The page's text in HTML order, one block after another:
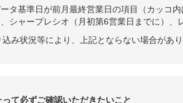
タ基準日が前月最終営業日の項目（カッコ
、シャープレシオ（月初第6営業日までに）
み状況等により、上記とならない場合があ
て必ずご確認いただきたいこと